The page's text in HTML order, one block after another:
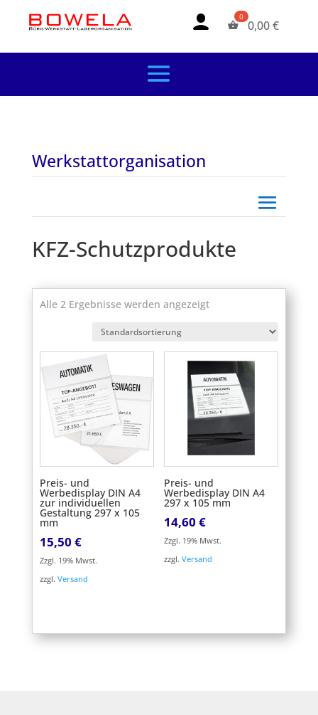
0,00€
Werkstattorganisation
KFZ-Schutzprodukte
Alle 2 Ergebnisse werden angezeigt
Preis- und
Werbedisplay DIN A4
zur individuellen
Gestaltung 297 x 105
mm
15,50 €
Zzgl. 19% Mwst.
zzgl. Versand
Preis- und
Werbedisplay DIN A4
297 x 105 mm
14,60 €
Zzgl. 19% Mwst.
zzgl. Versand